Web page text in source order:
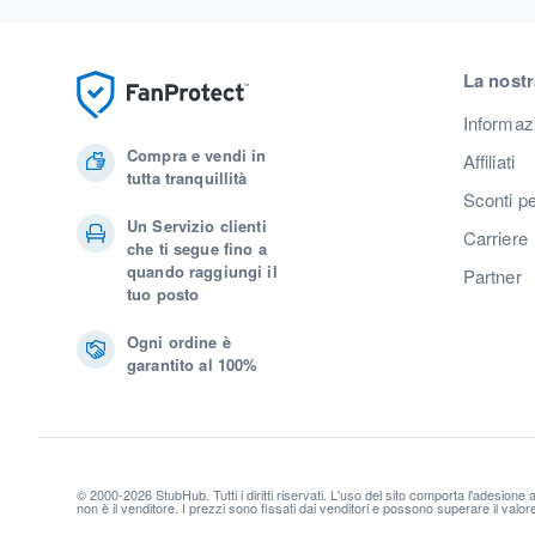
Compra e vendi in
tutta tranquillità
Un Servizio clienti
che ti segue fino a
quando raggiungi il
tuo posto
Ogni ordine è
garantito al 100%
La
Affiliati
Sconti
Carriere
Partner
© 2000-2026 StubHub. Tutti i diritti riservati. L'uso del sito comporta l'adesione a
non è il venditore. I prezzi sono fissati dai venditori e possono superare il